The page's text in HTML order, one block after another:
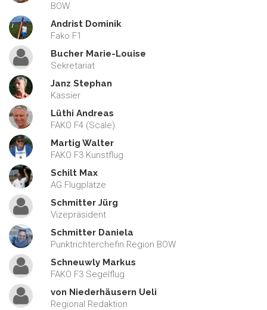
BOW
Andrist Dominik
Fako F1
Bucher Marie-Louise
Sekretariat
Janz Stephan
Kassier
Lüthi Andreas
FAKO F4 (Scale)
Martig Walter
FAKO F3 Kunstflug
Schilt Max
AG Flugplätze
Schmitter Jürg
Vizepräsident
Schmitter Daniela
Punktrichterchefin Region BOW
Schneuwly Markus
FAKO F3 Segelflug
von Niederhäusern Ueli
Regional Redaktion